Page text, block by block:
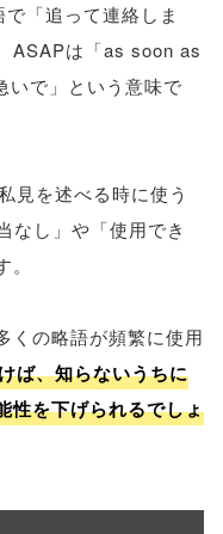
「追って連絡しま
ASAPは「as soon as
いで」という意味で
見を述べる時に使う
なし」や「使用でき
くの略語が頻繁に使用
ば、知らないうちに
性を下げられるでしょ